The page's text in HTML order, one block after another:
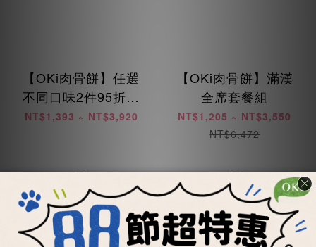
【OKi肉骨餅】任選
不同口味2件95折組
合優惠
NT$1,393 ~ NT$3,920
加入購物車
【OKi肉骨餅】滿漢
全席套餐組
NT$1,205 ~ NT$3,550
NT$6,472
加入購物車